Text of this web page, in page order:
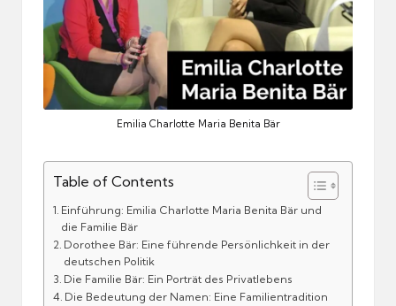
Emilia Charlotte Maria Benita Bär
Table of Contents
Einführung: Emilia Charlotte Maria Benita Bär und
die Familie Bär
Dorothee Bär: Eine führende Persönlichkeit in der
deutschen Politik
Die Familie Bär: Ein Porträt des Privatlebens
Die Bedeutung der Namen: Eine Familientradition